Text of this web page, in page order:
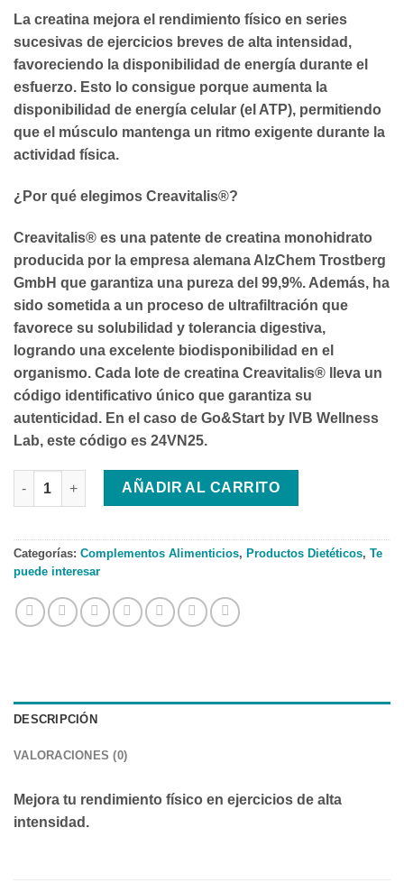
La creatina mejora el rendimiento físico en series
sucesivas de ejercicios breves de alta intensidad,
favoreciendo la disponibilidad de energía durante el
esfuerzo. Esto lo consigue porque aumenta la
disponibilidad de energía celular (el ATP), permitiendo
que el músculo mantenga un ritmo exigente durante la
actividad física.
¿Por qué elegimos Creavitalis®?
Creavitalis® es una patente de creatina monohidrato
producida por la empresa alemana AlzChem Trostberg
GmbH que garantiza una pureza del 99,9%. Además, ha
sido sometida a un proceso de ultrafiltración que
favorece su solubilidad y tolerancia digestiva,
logrando una excelente biodisponibilidad en el
organismo. Cada lote de creatina Creavitalis® lleva un
código identificativo único que garantiza su
autenticidad. En el caso de Go&Start by IVB Wellness
Lab, este código es 24VN25.
IVB CREATINE ESSENTIAL cantidad
AÑADIR AL CARRITO
Categorías: Complementos Alimenticios, Productos Dietéticos, Te
puede interesar
DESCRIPCIÓN
VALORACIONES (0)
Mejora tu rendimiento físico en ejercicios de alta
intensidad.